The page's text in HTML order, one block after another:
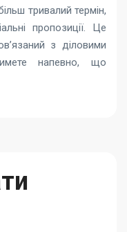
тривалий термін,
пропозиції. Це
з діловими
напевно, що